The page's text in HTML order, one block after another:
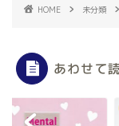
HOME 未分類
あわせて